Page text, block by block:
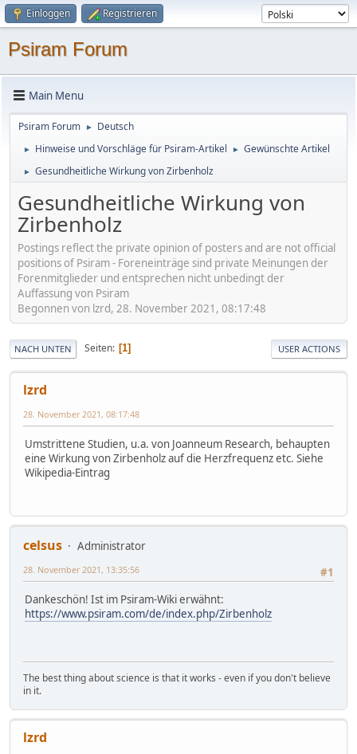
Einloggen Registrieren
Psiram Forum
Main Menu
Psiram Forum ► Deutsch
► Hinweise und Vorschläge für Psiram-Artikel ► Gewünschte Artikel
► Gesundheitliche Wirkung von Zirbenholz
Gesundheitliche Wirkung von
Zirbenholz
Postings reflect the private opinion of posters and are not official
positions of Psiram - Foreneinträge sind private Meinungen der
Forenmitglieder und entsprechen nicht unbedingt der
Auffassung von Psiram
Begonnen von lzrd, 28. November 2021, 08:17:48
NACH UNTEN Seiten 1 USER ACTIONS
lzrd
28. November 2021, 08:17:48
Umstrittene Studien, u.a. von Joanneum Research, behaupten
eine Wirkung von Zirbenholz auf die Herzfrequenz etc. Siehe
Wikipedia-Eintrag
celsus
Administrator
#1
28. November 2021, 13:35:56
Dankeschön! Ist im Psiram-Wiki erwähnt:
https://www.psiram.com/de/index.php/Zirbenholz
The best thing about science is that it works - even if you don't believe
in it.
lzrd